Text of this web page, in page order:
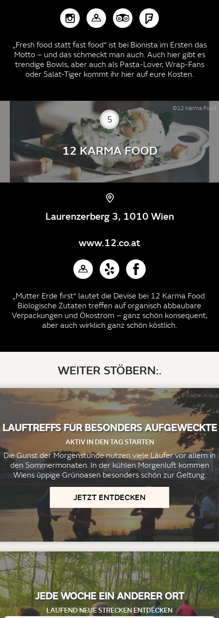
„Fresh food statt fast food“ ist bei Bionista im Ersten das
Motto – und das schmeckt man auch. Auch hier gibt es
trendige Bowls, aber auch als Pasta-Lover, Wrap-Fans
oder Salat-Tiger kommt ihr hier auf eure Kosten.
5
12 KARMA FOOD
Laurenzerberg 3, 1010 Wien
www.12.co.at
„Mutter Erde first“ lautet die Devise bei 12 Karma Food.
Biologische Zutaten treffen auf organisch abbaubare
Verpackungen und Ökostrom – ganz schön konsequent,
aber auch wirklich ganz schön köstlich.
©12 Karma Food
WEITER STÖBERN:.
©Walter Kraus
LAUFTREFFS FÜR BESONDERS AUFGEWECKTE
AKTIV IN DEN TAG STARTEN
Die Gunst der Morgenstunde nutzen viele Läufer vor allem in
den Sommermonaten. In der kühlen Morgenluft kommen
Wiens üppige Grünoasen besonders schön zur Geltung.
JETZT ENTDECKEN
©Walter Kraus
JEDE WOCHE EIN ANDERER ORT
LAUFEND NEUE STRECKEN ENTDECKEN